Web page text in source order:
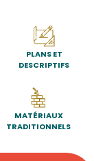
PLANS ET
DESCRIPTIFS
MATÉRIAUX
TRADITIONNELS